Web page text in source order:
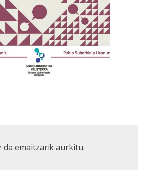
da emaitzarik aurkitu.